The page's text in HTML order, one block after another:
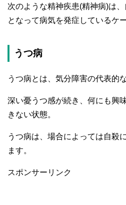
次のような精神疾患(精神病)は
となって病気を発症しているケ
うつ病
うつ病とは、気分障害の代表的な
深い憂うつ感が続き、何にも興
きない状態。
うつ病は、場合によっては自殺
ます。
スポンサーリンク